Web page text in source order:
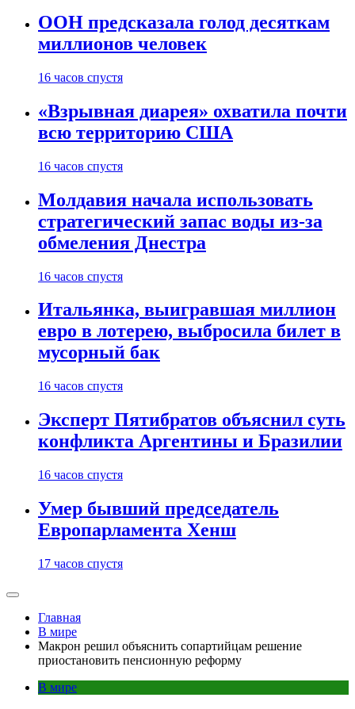
ООН предсказала голод десяткам
миллионов человек
16 часов спустя
«Взрывная диарея» охватила почти
всю территорию США
16 часов спустя
Молдавия начала использовать
стратегический запас воды из-за
обмеления Днестра
16 часов спустя
Итальянка, выигравшая миллион
евро в лотерею, выбросила билет в
мусорный бак
16 часов спустя
Эксперт Пятибратов объяснил суть
конфликта Аргентины и Бразилии
16 часов спустя
Умер бывший председатель
Европарламента Хенш
17 часов спустя
Главная
В мире
Макрон решил объяснить сопартийцам решение
приостановить пенсионную реформу
В мире